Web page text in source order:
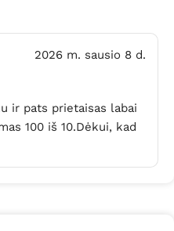
2026 m. sausio 8 d.
ir pats prietaisas labai
100 iš 10.Dėkui, kad